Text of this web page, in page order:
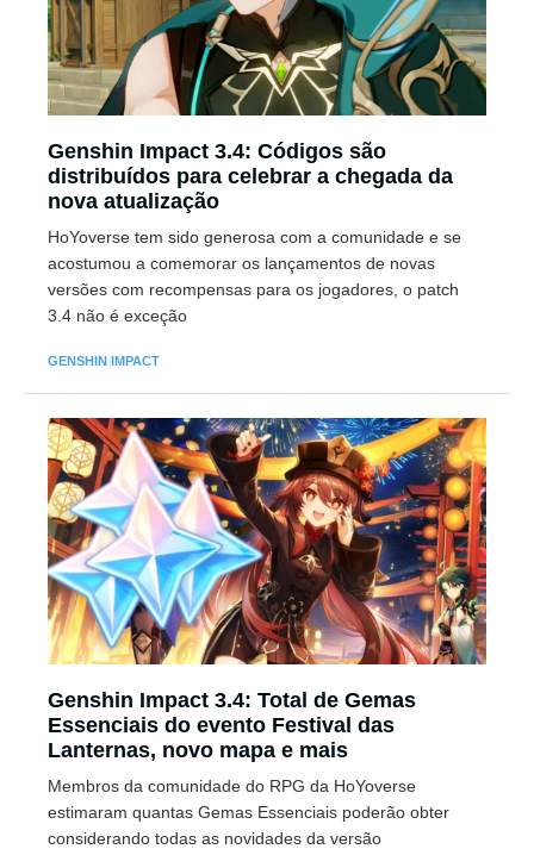
Genshin Impact 3.4: Códigos são
distribuídos para celebrar a chegada da
nova atualização
HoYoverse tem sido generosa com a comunidade e se
acostumou a comemorar os lançamentos de novas
versões com recompensas para os jogadores, o patch
3.4 não é exceção
GENSHIN IMPACT
Genshin Impact 3.4: Total de Gemas
Essenciais do evento Festival das
Lanternas, novo mapa e mais
Membros da comunidade do RPG da HoYoverse
estimaram quantas Gemas Essenciais poderão obter
considerando todas as novidades da versão